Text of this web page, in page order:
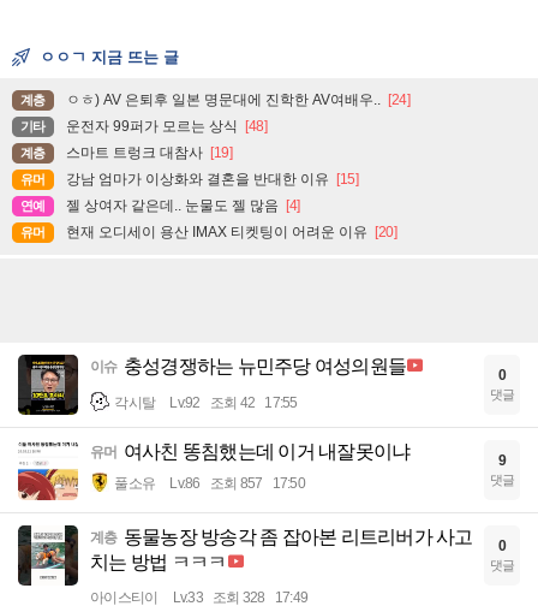
ㅇㅇㄱ 지금 뜨는 글
계층 ㅇㅎ) AV 은퇴후 일본 명문대에 진학한 AV여배우.. [24]
기타 운전자 99퍼가 모르는 상식 [48]
계층 스마트 트렁크 대참사 [19]
유머 강남 엄마가 이상화와 결혼을 반대한 이유 [15]
연예 젤 상여자 같은데.. 눈물도 젤 많음 [4]
유머 현재 오디세이 용산 IMAX 티켓팅이 어려운 이유 [20]
이슈 충성경쟁하는 뉴민주당 여성의원들
각시탈 Lv.92 조회 42 17:55
0
댓글
유머 여사친 똥침했는데 이거 내잘못이냐
풀소유 Lv.86 조회 857 17:50
9
댓글
계층 동물농장 방송각 좀 잡아본 리트리버가 사고
치는 방법 ㅋㅋㅋ
아이스티이 Lv.33 조회 328 17:49
0
댓글